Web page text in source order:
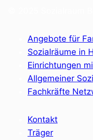
Angebote für
Sozialräume in
Einrichtungen
Allgemeiner
Fachkräfte
Kontakt
Träger